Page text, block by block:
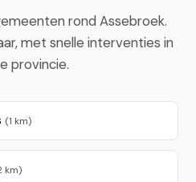
rond Assebroek.
met snelle interventies in
provincie.
(1 km)
km)